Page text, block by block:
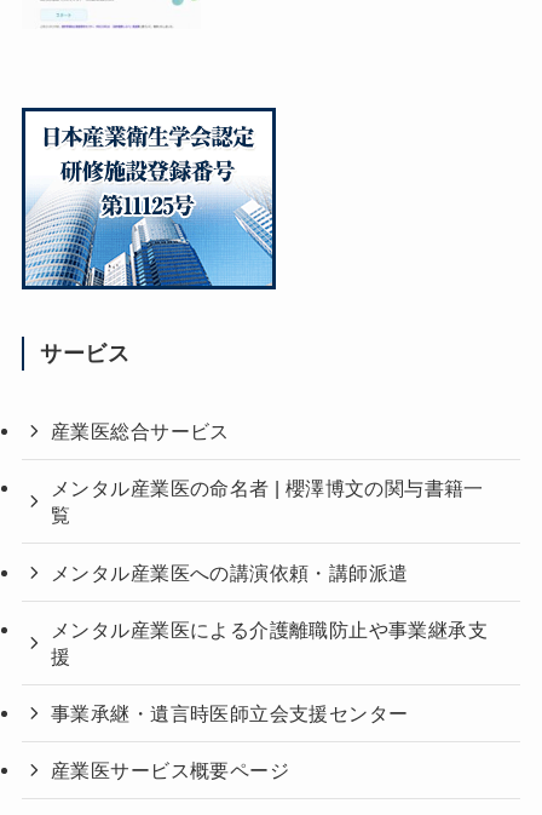
サービス
産業医総合サービス
メンタル産業医の命名者 | 櫻澤博文の関与書籍一
覧
メンタル産業医への講演依頼・講師派遣
メンタル産業医による介護離職防止や事業継承支
援
事業承継・遺言時医師立会支援センター
産業医サービス概要ページ